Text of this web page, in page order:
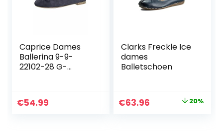
Caprice Dames
Ballerina 9-9-
22102-28 G-
€54.99
Clarks Freckle Ice
dames
Balletschoen
Original
€63.96 Current 20%